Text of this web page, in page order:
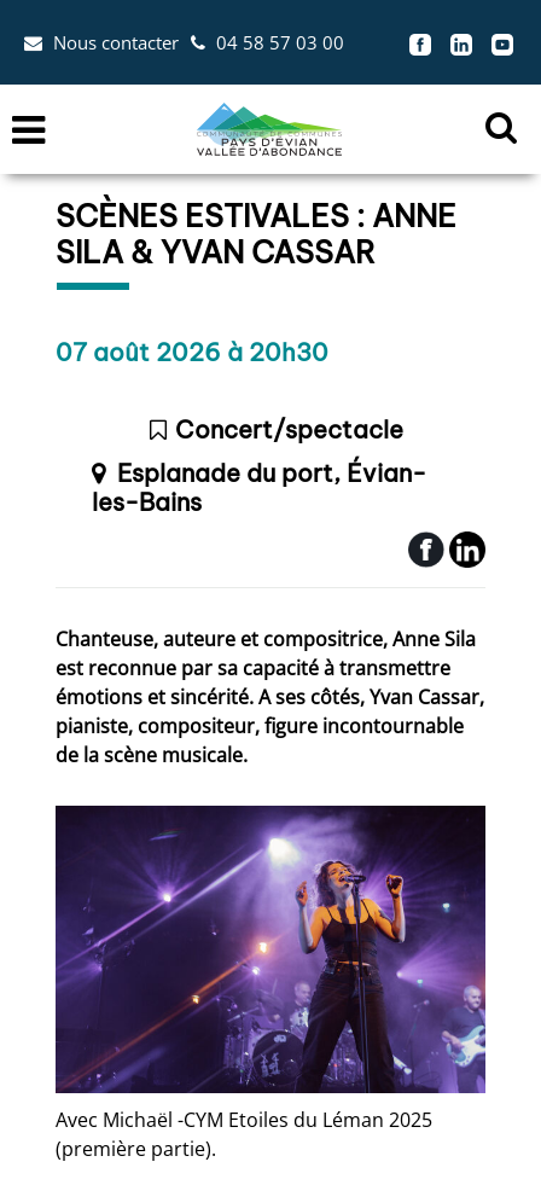
Aller à la recherche
Nous contacter 04 58 57 03 00
 
la
SCÈNES ESTIVALES : ANNE
SILA & YVAN CASSAR
Dates :
07 août 2026 à 20h30
Concert/spectacle
Lieu :
Esplanade du port, Évian-
les-Bains
Chanteuse, auteure et compositrice, Anne Sila
est reconnue par sa capacité à transmettre
émotions et sincérité. A ses côtés, Yvan Cassar,
pianiste, compositeur, figure incontournable
de la scène musicale.
Avec Michaël -CYM Etoiles du Léman 2025
(première partie).